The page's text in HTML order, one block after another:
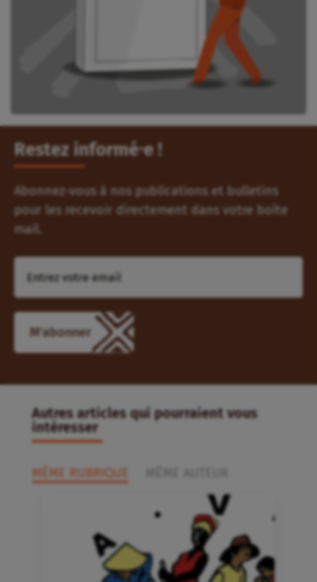
Restez informé⸱e !
Abonnez-vous à nos publications et bulletins
pour les recevoir directement dans votre boîte
mail.
Autres articles qui pourraient vous
intéresser
MÊME RUBRIQUE